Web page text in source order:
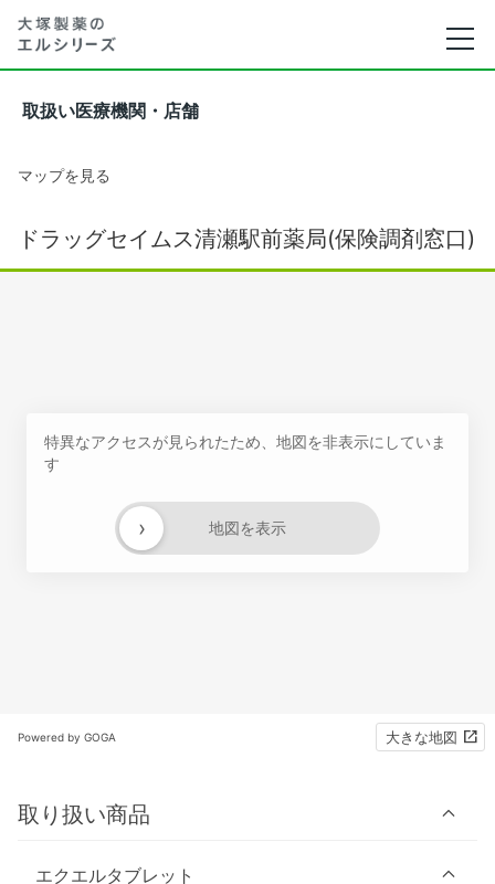
取扱い医療機関・店舗
マップを見る
ドラッグセイムス清瀬駅前薬局(保険調剤窓口)
特異なアクセスが見られたため、地図を非表示にしていま
す
地図を表示
›
Powered by GOGA 大きな地図
取り扱い商品
エクエルタブレット